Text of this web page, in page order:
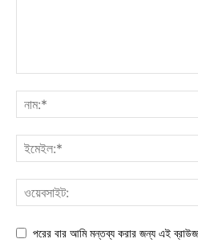
পরের বার আমি মন্তব্য করার জন্য এই